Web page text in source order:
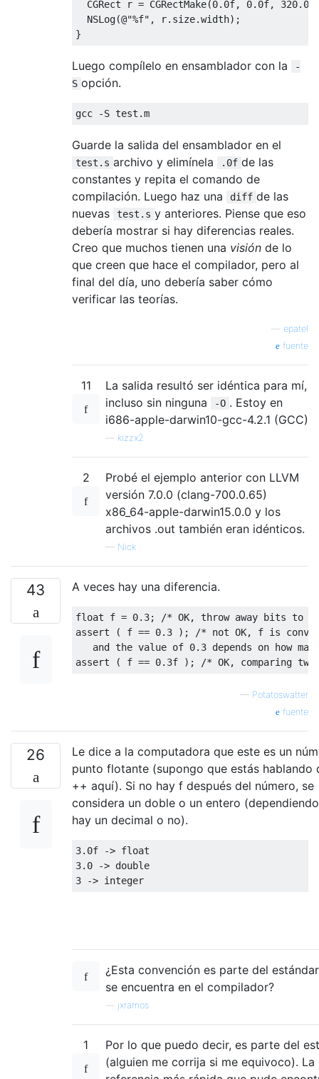
CGRect r = CGRectMake(0.0f, 0.0f, 320.0f
NSLog(@"%f" , r. size.width);
}
Luego compílelo en ensamblador con la
-
S opción.
gcc -S test .m
Guarde la salida del ensamblador en el
test.s archivo y elimínela .0f de las
constantes y repita el comando de
compilación. Luego haz una
diff de las
nuevas
test.s y anteriores. Piense que eso
debería mostrar si hay diferencias reales.
Creo que muchos tienen una visión de lo
que creen que hace el compilador, pero al
final del día, uno debería saber cómo
verificar las teorías.
epatel
fuente
11
La salida resultó ser idéntica para mí,
incluso sin ninguna
-O . Estoy en
i686-apple-darwin10-gcc-4.2.1 (GCC)
kizzx2
2
Probé el ejemplo anterior con LLVM
versión 7.0.0 (clang-700.0.65)
x86_64-apple-darwin15.0.0 y los
archivos .out también eran idénticos.
— Nick
43 A veces hay una diferencia.
float f = 0.3;
/* OK, throw away bits to
assert
( f == 0.3 );
/* not OK, f is
and the value of 0.3 depends on how
assert
( f == 0.3f ); /* OK, comparing
— Potatoswatter
fuente
26
Le dice a la computadora que este es un
punto flotante (supongo que estás hablando
++ aquí). Si no hay f después del número, se
considera un doble o un entero
hay un decimal o no).
3.0f -> float
3.0
-> double
3
-> integer
¿Esta convención es parte del
se encuentra en el compilador?
jxramos
1
Por lo que puedo decir, es parte del
(alguien me corrija si me equivoco). La